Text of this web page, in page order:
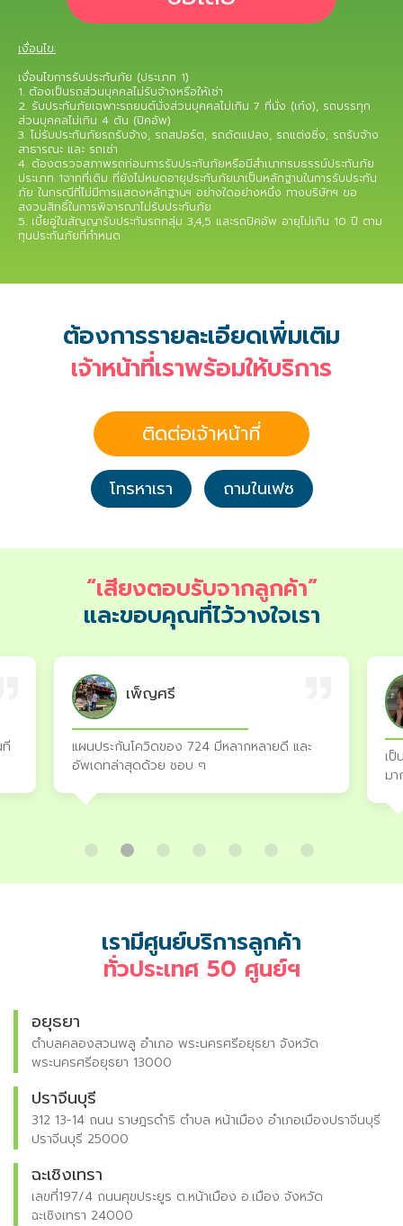
เงื่อนไข:
เงื่อนไขการรับประกันภัย (ประเภท 1)
1. ต้องเป็นรถส่วนบุคคลไม่รับจ้างหรือให้เช่า
2. รับประกันภัยเฉพาะรถยนต์นั่งส่วนบุคคลไม่เกิน 7 ที่นั่ง (เก๋ง), รถบรรทุก
ส่วนบุคคลไม่เกิน 4 ตัน (ปิคอัพ)
3. ไม่รับประกันภัยรถรับจ้าง, รถสปอร์ต, รถดัดแปลง, รถแต่งซิ่ง, รถรับจ้าง
สาธารณะ และ รถเช่า
4. ต้องตรวจสภาพรถก่อนการรับประกันภัยหรือมีสำเนากรมธรรม์ประกันภัย
ประเภท 1จากที่เดิม ที่ยังไม่หมดอายุประกันภัยมาเป็นหลักฐานในการรับประกัน
ภัย ในกรณีที่ไม่มีการแสดงหลักฐานฯ อย่างใดอย่างหนึ่ง ทางบริษัทฯ ขอ
สงวนสิทธิ์ในการพิจารณาไม่รับประกันภัย
5. เบี้ยอู่ในสัญญารับประกันรถกลุ่ม 3,4,5 และรถปิคอัพ อายุไม่เกิน 10 ปี ตาม
ทุนประกันภัยที่กำหนด
ต้องการรายละเอียดเพิ่มเติม
เจ้าหน้าที่เราพร้อมให้บริการ
ติดต่อเจ้าหน้าที่
โทรหาเรา ถามในเฟซ
“เสียงตอบรับจากลูกค้า”
และขอบคุณที่ไว้วางใจเรา
เพ็ญศรี
แผนประกันโควิดของ 724 มีหลากหลายดี และ
อัพเดทล่าสุดด้วย ชอบ ๆ
เ
ม
เรามีศูนย์บริการลูกค้า
ทั่วประเทศ 50 ศูนย์ฯ
จีนบุรี
กระบี่
88/11 หมู่ 2 ต.ไสไทย อ.เมือง จ.กระบี่ 81000
สมุทรสาคร
95 2 ตำบล โคกขาม อำเภอเมืองสมุทรสาคร สมุทรสาคร
ตรัง
136/57-58 ถนนพัทลุง ตำบลทับเที่ยง อำเภอเมือง จังหวัดตรัง
92000